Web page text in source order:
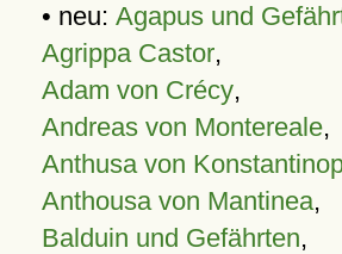
• neu: Agapus und
Agrippa Castor,
Adam von Crécy,
Andreas von Montereale,
Anthusa von
Anthousa von Mantinea,
Balduin und Gefährten,